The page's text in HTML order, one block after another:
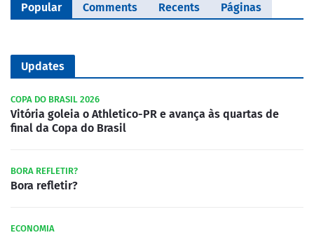
Popular Comments Recents Páginas
Updates
COPA DO BRASIL 2026
Vitória goleia o Athletico-PR e avança às quartas de
final da Copa do Brasil
BORA REFLETIR?
Bora refletir?
ECONOMIA